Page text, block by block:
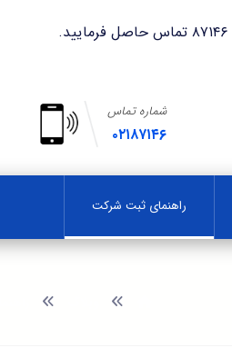
شماره تماس
۰۲۱۸۷۱۴۶
راهنمای ثبت شرکت